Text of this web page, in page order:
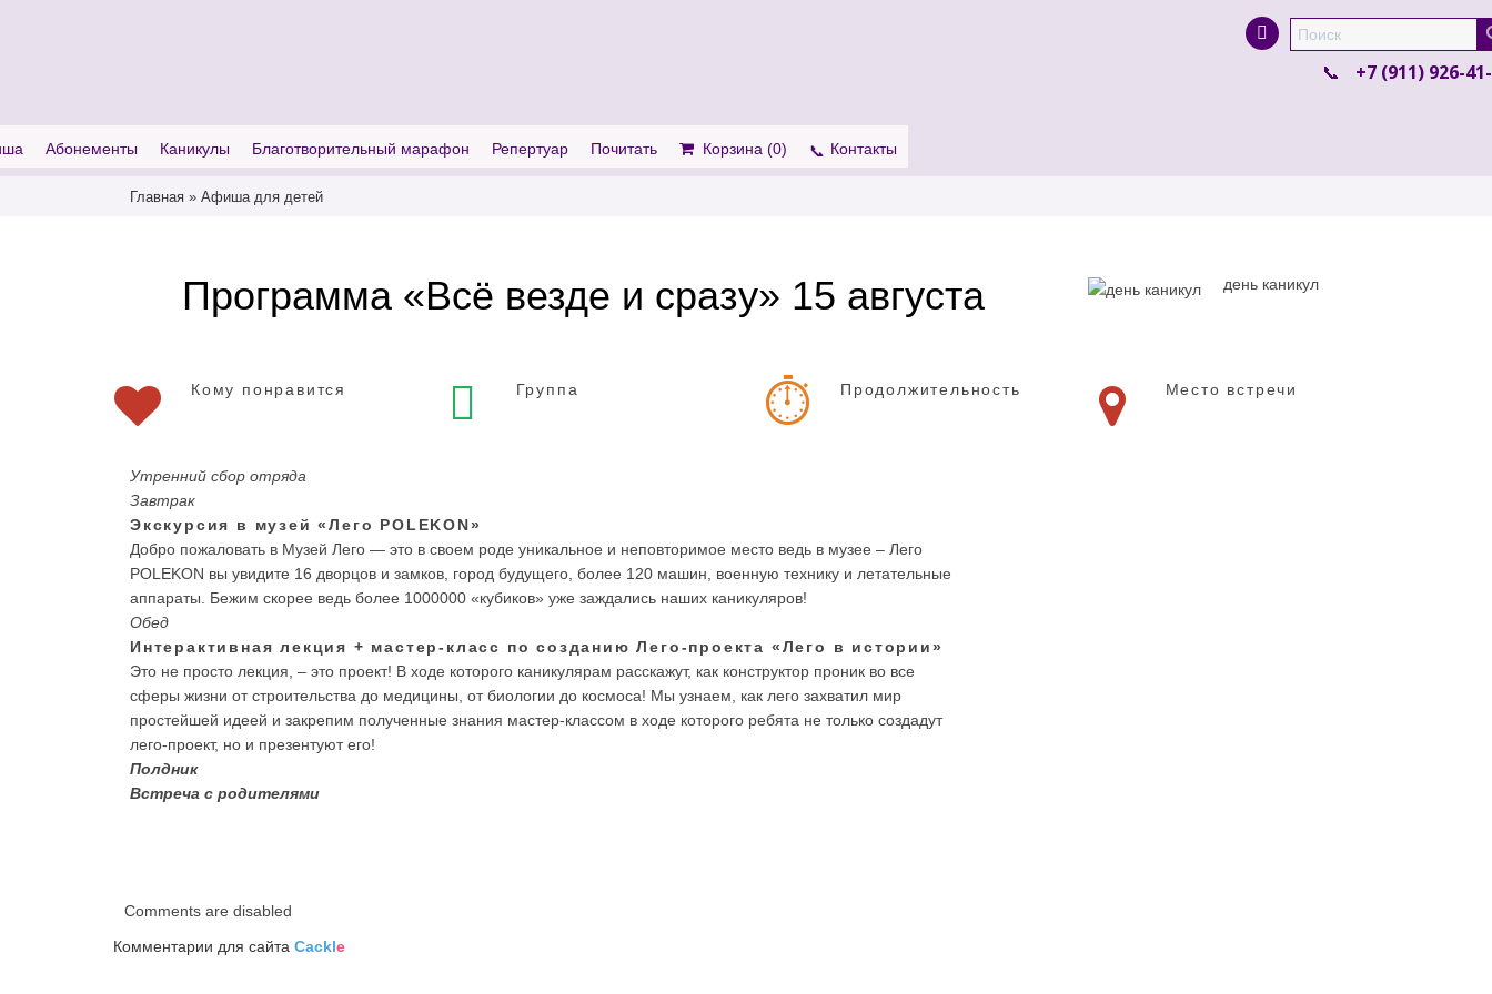
+7 (911) 926-
Абонементы Каникулы Благотворительный марафон Репертуар Почитать Корзина (0) Контакты
Главная » Афиша для детей
Программа «Всё везде и сразу» 15 августа день каникул
Кому понравится Группа Продолжительность Место встречи
Утренний сбор отряда
Завтрак
Экскурсия в музей «Лего POLEKON»
Добро пожаловать в Музей Лего — это в своем роде уникальное и неповторимое место ведь в музее – Лего
POLEKON вы увидите 16 дворцов и замков, город будущего, более 120 машин, военную технику и летательные
аппараты. Бежим скорее ведь более 1000000 «кубиков» уже заждались наших каникуляров!
Обед
Интерактивная лекция + мастер-класс по созданию Лего-проекта «Лего в истории»
Это не просто лекция, – это проект! В ходе которого каникулярам расскажут, как конструктор проник во все
сферы жизни от строительства до медицины, от биологии до космоса! Мы узнаем, как лего захватил мир
простейшей идеей и закрепим полученные знания мастер-классом в ходе которого ребята не только создадут
лего-проект, но и презентуют его!
Полдник
Встреча с родителями
Comments are disabled
Комментарии для сайта Cackle